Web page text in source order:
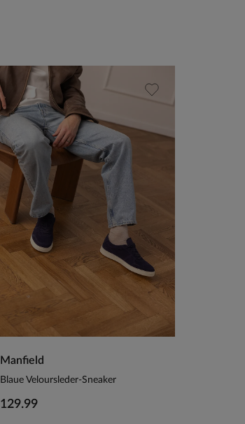
Manfield
Blaue Veloursleder-Sneaker
129.99